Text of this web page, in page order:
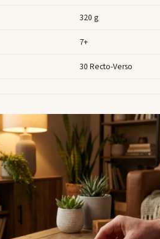
320 g
7+
30 Recto-Verso